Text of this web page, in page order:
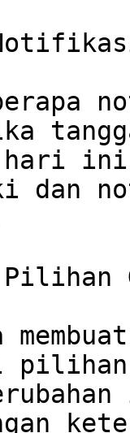
hari
dan
Pilihan
pilihan